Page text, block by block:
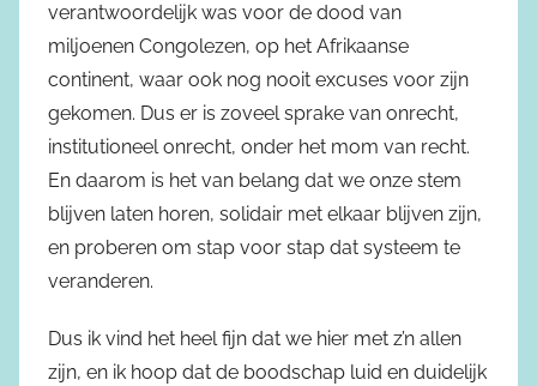
verantwoordelijk was voor de dood van
miljoenen Congolezen, op het Afrikaanse
continent, waar ook nog nooit excuses voor zijn
gekomen. Dus er is zoveel sprake van onrecht,
institutioneel onrecht, onder het mom van recht.
En daarom is het van belang dat we onze stem
blijven laten horen, solidair met elkaar blijven zijn,
en proberen om stap voor stap dat systeem te
veranderen.
Dus ik vind het heel fijn dat we hier met z’n allen
zijn, en ik hoop dat de boodschap luid en duidelijk